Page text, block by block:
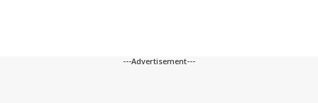
---Advertisement---